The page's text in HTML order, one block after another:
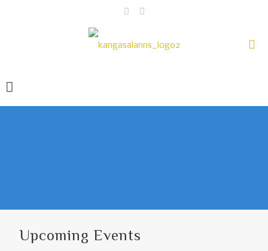
Upcoming Events